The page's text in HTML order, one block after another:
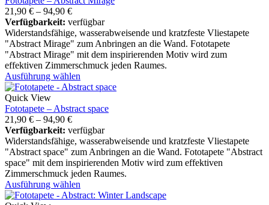
21,90 € – 94,90 €
Verfügbarkeit: verfügbar
Widerstandsfähige, wasserabweisende und kratzfeste Vliestapete
"Abstract Mirage" zum Anbringen an die Wand. Fototapete
"Abstract Mirage" mit dem inspirierenden Motiv wird zum
effektiven Zimmerschmuck jeden Raumes.
Ausführung wählen
Quick View
Fototapete – Abstract space
21,90 € – 94,90 €
Verfügbarkeit: verfügbar
Widerstandsfähige, wasserabweisende und kratzfeste Vliestapete
"Abstract space" zum Anbringen an die Wand. Fototapete "Abstract
space" mit dem inspirierenden Motiv wird zum effektiven
Zimmerschmuck jeden Raumes.
Ausführung wählen